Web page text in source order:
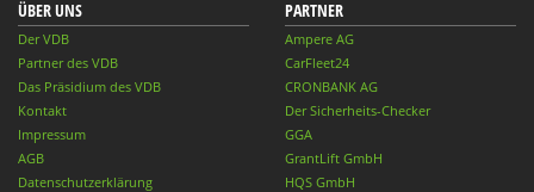
ÜBER UNS
Der VDB
Partner des VDB
Das Präsidium des VDB
Kontakt
Impressum
AGB
Datenschutzerklärung
PARTNER
Ampere AG
CarFleet24
CRONBANK AG
Der Sicherheits-Checker
GGA
GrantLift GmbH
HQS GmbH